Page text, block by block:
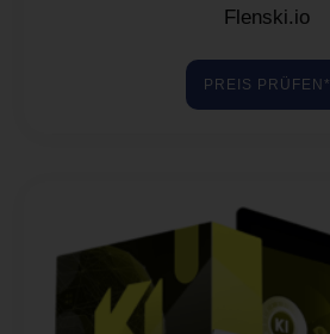
Flenski.io
PREIS PRÜFEN*